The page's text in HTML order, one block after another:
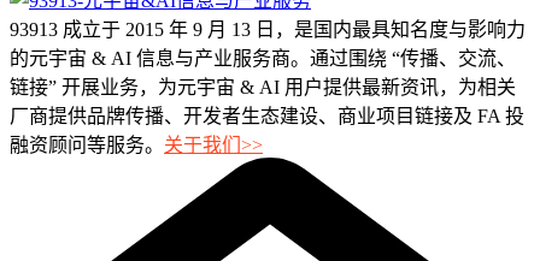
93913 成立于 2015 年 9 月 13 日，是国内最具知名度与影响力
的元宇宙 & AI 信息与产业服务商。通过围绕 “传播、交流、
链接” 开展业务，为元宇宙 & AI 用户提供最新资讯，为相关
厂商提供品牌传播、开发者生态建设、商业项目链接及 FA 投
融资顾问等服务。 关于我们>>